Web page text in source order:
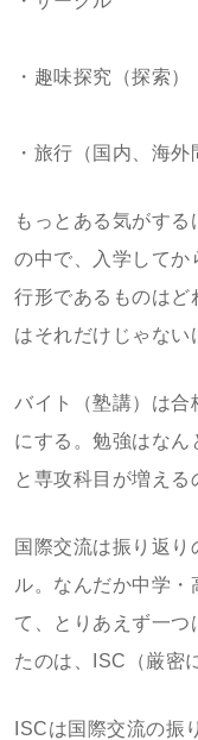
・趣味探究（探索）
・旅行（国内、海外
もっとある気がする
の中で、入学してか
行形であるものはど
はそれだけじゃない
バイト（塾講）は合
にする。勉強はなん
と専攻科目が増える
国際交流は振り返り
ル。なんだか中学
て、とりあえず一つ
たのは、ISC（厳密
ISCは国際交流の振